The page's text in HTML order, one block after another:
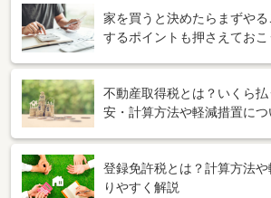
家を買うと決めたらまずや
するポイントも押さえておこ
不動産取得税とは？いくら払
安・計算方法や軽減措置につ
登録免許税とは？計算方法
りやすく解説